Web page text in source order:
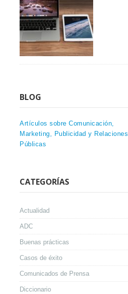
BLOG
Artículos sobre Comunicación,
Marketing, Publicidad y Relaciones
Públicas
CATEGORÍAS
Actualidad
ADC
Buenas prácticas
Casos de éxito
Comunicados de Prensa
Diccionario